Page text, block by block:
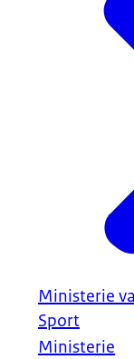
Ministerie
Sport
Ministerie